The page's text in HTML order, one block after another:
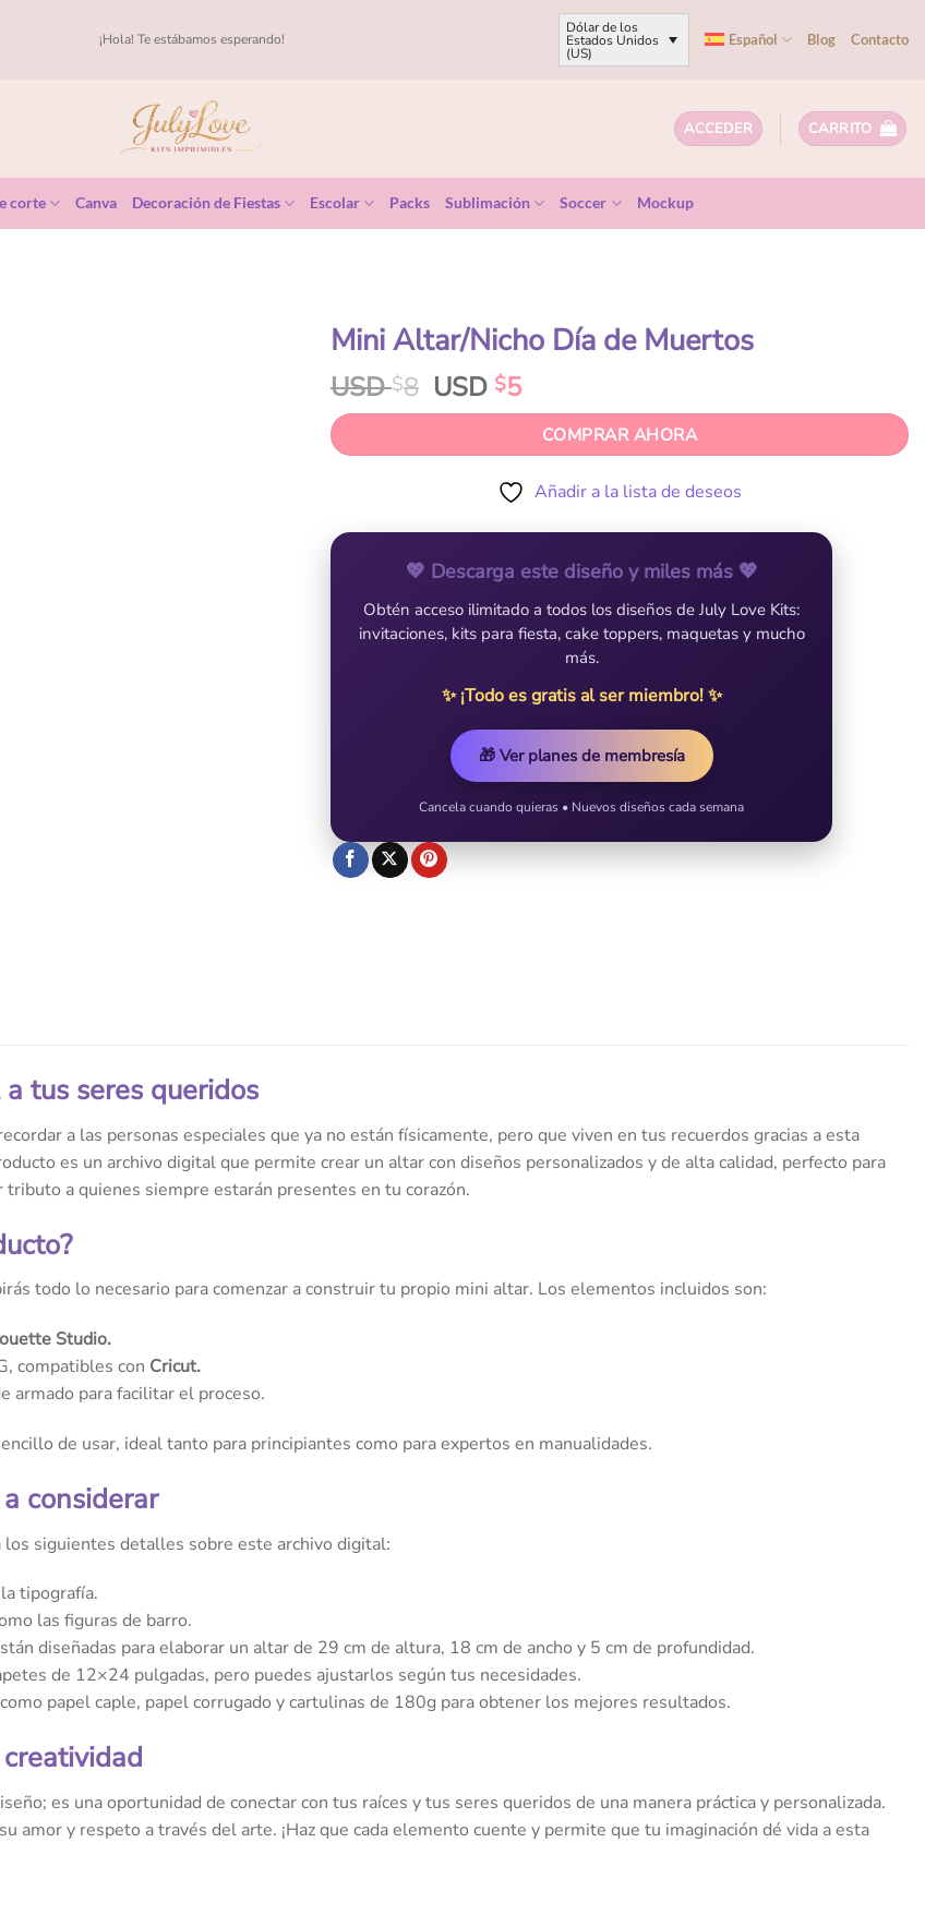
¡Hola! Te estábamos esperando!
Dólar de los
Estados Unidos
(US)
Español Blog Contacto
ACCEDER CARRITO
corte Canva Decoración de Fiestas Escolar Packs Sublimación Soccer Mockup
Mini Altar/Nicho Día de Muertos
USD$8 USD $5
COMPRAR AHORA
Añadir a la lista de deseos
💖 Descarga este diseño y miles más 💖
Obtén acceso ilimitado a todos los diseños de July Love Kits:
invitaciones, kits para fiesta, cake toppers, maquetas y mucho
más.
✨ ¡Todo es gratis al ser miembro! ✨
🎁 Ver planes de membresía
Cancela cuando quieras • Nuevos diseños cada semana
tus seres queridos
a las personas especiales que ya no están físicamente, pero que viven en tus recuerdos gracias a esta
es un archivo digital que permite crear un altar con diseños personalizados y de alta calidad, perfecto para
a quienes siempre estarán presentes en tu corazón.
todo lo necesario para comenzar a construir tu propio mini altar. Los elementos incluidos son:
Studio.
compatibles con Cricut.
armado para facilitar el proceso.
de usar, ideal tanto para principiantes como para expertos en manualidades.
considerar
siguientes detalles sobre este archivo digital:
tipografía.
las figuras de barro.
diseñadas para elaborar un altar de 29 cm de altura, 18 cm de ancho y 5 cm de profundidad.
de 12×24 pulgadas, pero puedes ajustarlos según tus necesidades.
papel caple, papel corrugado y cartulinas de 180g para obtener los mejores resultados.
es una oportunidad de conectar con tus raíces y tus seres queridos de una manera práctica y personalizada.
amor y respeto a través del arte. ¡Haz que cada elemento cuente y permite que tu imaginación dé vida a esta